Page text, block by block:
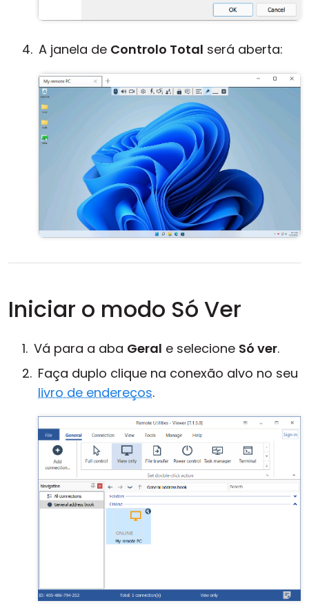
A janela de Controlo Total será aberta:
Iniciar o modo Só Ver
Vá para a aba Geral e selecione Só ver.
Faça duplo clique na conexão alvo no seu
livro de endereços.